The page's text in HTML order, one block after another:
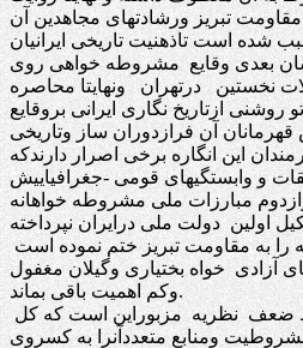
تبریز ورشادتهای مجاهدین آن
شده است تاذهنیت تاریخی ایرانیان
بعدی وقایع مشروطه خواهی روی
نخستین درتهران ونهایتا محاصره
روشنی ازتاریخ نگاری ایرانی بروقایع
ونقش قهرمانان آن فرازدوران ساز وتاریخی
این انگاره برخی اصرار دارندکه
و وابستگیهای قومی -جغرافیاییش
مبارزات ملی مشروطه خواهانه
اولین دولت ملی درایران نپرداخته
را به مقاومت تبریز ختم نموده است
آزادی خواه بختیاری وگیلان مغفول
وکم اهمیت باقی بماند.
ضعف نظریه مزبوراین است که کل
ومنابع متعددآنرا به کسروی